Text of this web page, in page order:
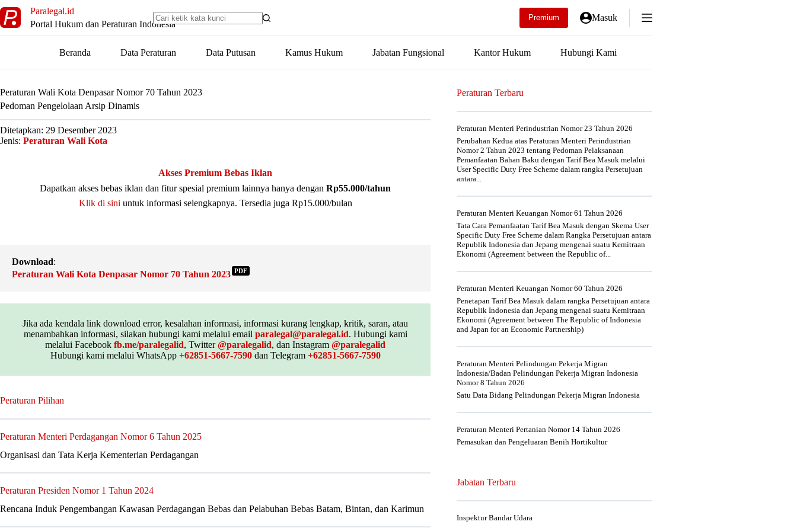
to
content
Paralegal.id
Portal Hukum dan Peraturan Indonesia
Premium Masuk
Beranda Data Peraturan Data Putusan Kamus Hukum Jabatan Fungsional Kantor Hukum Hubungi Kami
Peraturan Wali Kota Denpasar Nomor 70 Tahun 2023
Pedoman Pengelolaan Arsip Dinamis
Ditetapkan: 29 Desember 2023
Jenis: Peraturan Wali Kota
Akses Premium Bebas Iklan
Dapatkan akses bebas iklan dan fitur spesial premium lainnya hanya dengan Rp55.000/tahun
Klik di sini untuk informasi selengkapnya. Tersedia juga Rp15.000/bulan
Download:
Peraturan Wali Kota Denpasar Nomor 70 Tahun 2023 PDF
Jika ada kendala link download error, kesalahan informasi, informasi kurang lengkap, kritik, saran, atau
menambahkan informasi, silakan hubungi kami melalui email paralegal@paralegal.id. Hubungi kami
melalui Facebook fb.me/paralegalid, Twitter@paralegalid, dan Instagram @paralegalid
Hubungi kami melalui WhatsApp +62851-5667-7590dan Telegram +62851-5667-7590
Peraturan Pilihan
Peraturan Menteri Perdagangan Nomor 6 Tahun 2025
Organisasi dan Tata Kerja Kementerian Perdagangan
Peraturan Presiden Nomor 1 Tahun 2024
Rencana Induk Pengembangan Kawasan Perdagangan Bebas dan Pelabuhan Bebas Batam, Bintan, dan Karimun
Peraturan Terbaru
Peraturan Menteri Perindustrian Nomor 23 Tahun 2026
Perubahan Kedua atas Peraturan Menteri Perindustrian
Nomor 2 Tahun 2023 tentang Pedoman Pelaksanaan
Pemanfaatan Bahan Baku dengan Tarif Bea Masuk melalui
User Specific Duty Free Scheme dalam rangka Persetujuan
antara...
Peraturan Menteri Keuangan Nomor 61 Tahun 2026
Tata Cara Pemanfaatan Tarif Bea Masuk dengan Skema User
Specific Duty Free Scheme dalam Rangka Persetujuan antara
Republik Indonesia dan Jepang mengenai suatu Kemitraan
Ekonomi (Agreement between the Republic of...
Peraturan Menteri Keuangan Nomor 60 Tahun 2026
Penetapan Tarif Bea Masuk dalam rangka Persetujuan antara
Republik Indonesia dan Jepang mengenai suatu Kemitraan
Ekonomi (Agreement between The Republic of Indonesia
and Japan for an Economic Partnership)
Peraturan Menteri Pelindungan Pekerja Migran
Indonesia/Badan Pelindungan Pekerja Migran Indonesia
Nomor 8 Tahun 2026
Satu Data Bidang Pelindungan Pekerja Migran Indonesia
Peraturan Menteri Pertanian Nomor 14 Tahun 2026
Pemasukan dan Pengeluaran Benih Hortikultur
Jabatan Terbaru
Inspektur Bandar Udara